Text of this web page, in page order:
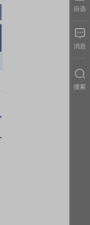
自选
消息
搜索